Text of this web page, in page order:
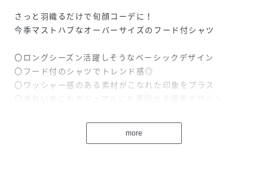
さっと羽織るだけで旬顔コーデに！
今季マストハブなオーバーサイズのフード付シャツ
〇ロングシーズン活躍しそうなベーシックデザイン
〇フード付のシャツでトレンド感◎
〇ワッシャー感のある素材がこなれた印象をプラス
〇きれいめにもカジュアルにも着回せる優秀デザイン
＜無地カラーは嬉しい機能付き＞
more